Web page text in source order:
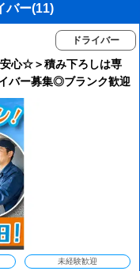
バー(11)
ドライバー
心☆＞積み下ろしは専
バー募集◎ブランク歓迎
未経験歓迎